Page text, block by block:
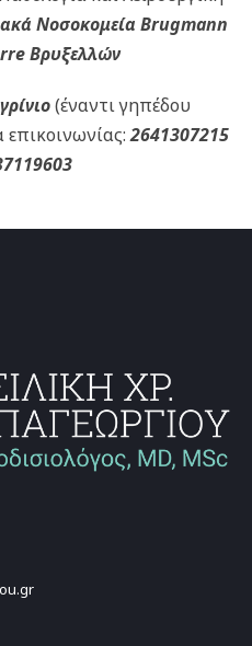
Νοσοκομεία Brugmann
Βρυξελλών
(έναντι γηπέδου
2641307215